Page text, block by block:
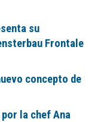
su
Frontale
concepto de
la chef Ana